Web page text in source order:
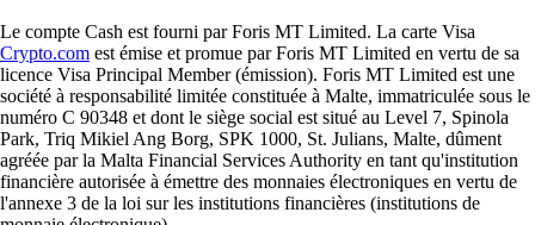
Le compte Cash est fourni par Foris MT Limited. La carte Visa
Crypto.com est émise et promue par Foris MT Limited en vertu de sa
licence Visa Principal Member (émission). Foris MT Limited est une
société à responsabilité limitée constituée à Malte, immatriculée sous le
numéro C 90348 et dont le siège social est situé au Level 7, Spinola
Park, Triq Mikiel Ang Borg, SPK 1000, St. Julians, Malte, dûment
agréée par la Malta Financial Services Authority en tant qu'institution
financière autorisée à émettre des monnaies électroniques en vertu de
l'annexe 3 de la loi sur les institutions financières (institutions de